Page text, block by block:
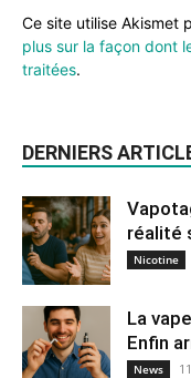
Ce site utilise Akismet
plus sur la façon dont
traitées.
DERNIERS
réalité
Nicotine
La
Enfin
News